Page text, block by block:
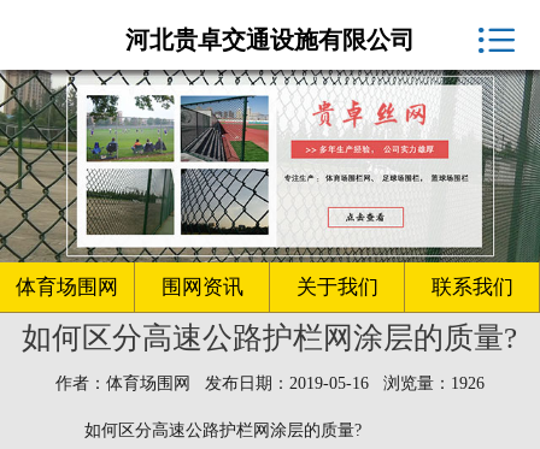
体育场围网厂家
球场围网
客户案例
围网资讯
生产车间
关于我们
联系我们
河北贵卓交通设施有限公司 
体育场围网 围网资讯 关于我们 联系我们
如何区分高速公路护栏网涂层的质量?
作者：体育场围网 发布日期：2019-05-16 浏览量：1926
如何区分高速公路护栏网涂层的质量?